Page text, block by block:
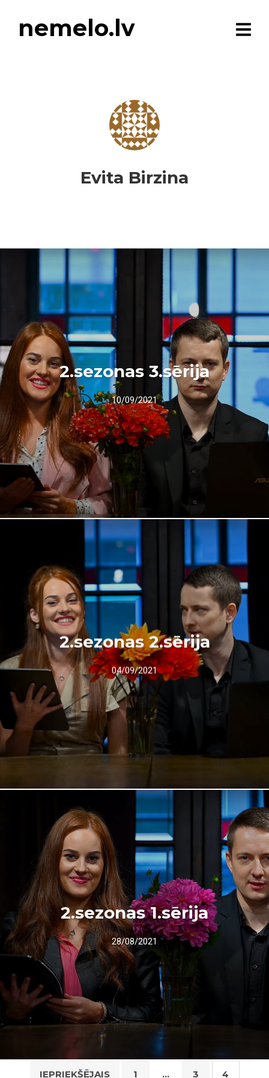
nemelo.lv
Evita Birzina
2.sezonas 3.sērija
10/09/2021
2.sezonas 2.sērija
04/09/2021
2.sezonas 1.sērija
28/08/2021
IEPRIEKŠĒJAIS 1 … 3 4